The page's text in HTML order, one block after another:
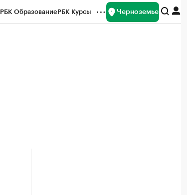
РБК ОбразованиеРБК Курсы Черноземье